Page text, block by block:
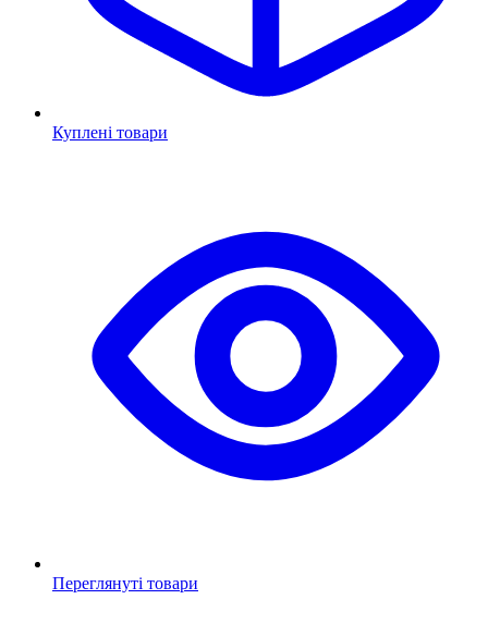
Куплені товари
Переглянуті товари